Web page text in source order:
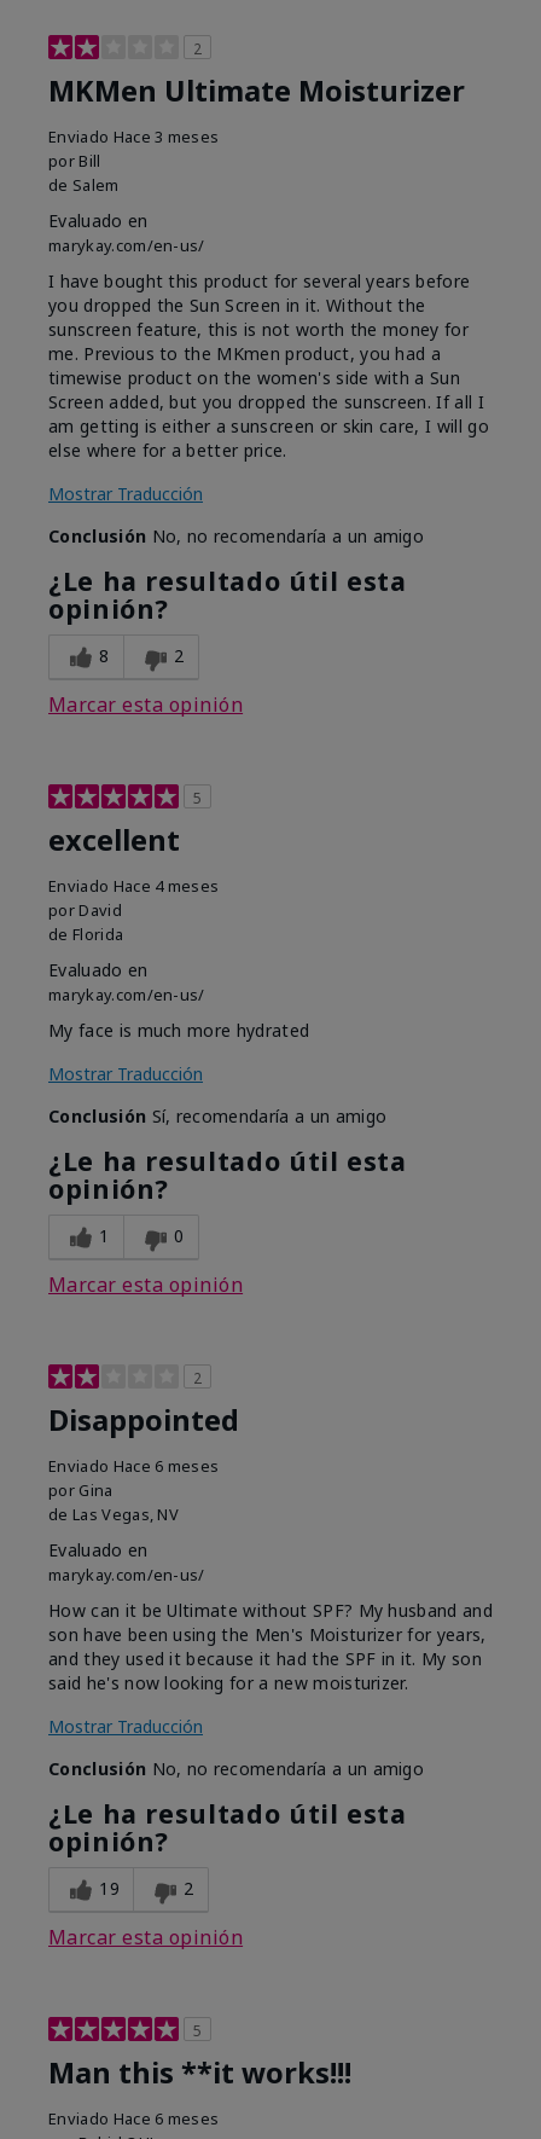
2
MKMen Ultimate Moisturizer
Enviado Hace 3 meses
por Bill
de Salem
Evaluado en
marykay.com/en-us/
I have bought this product for several years before
you dropped the Sun Screen in it. Without the
sunscreen feature, this is not worth the money for
me. Previous to the MKmen product, you had a
timewise product on the women's side with a Sun
Screen added, but you dropped the sunscreen. If all I
am getting is either a sunscreen or skin care, I will go
else where for a better price.
Mostrar Traducción
Conclusión No, no recomendaría a un amigo
¿Le ha resultado útil esta
opinión?
8 2
Marcar esta opinión
5
excellent
Enviado Hace 4 meses
por David
de Florida
Evaluado en
marykay.com/en-us/
My face is much more hydrated
Mostrar Traducción
Conclusión Sí, recomendaría a un amigo
¿Le ha resultado útil esta
opinión?
1 0
Marcar esta opinión
2
Disappointed
Enviado Hace 6 meses
por Gina
de Las Vegas, NV
Evaluado en
marykay.com/en-us/
How can it be Ultimate without SPF? My husband and
son have been using the Men's Moisturizer for years,
and they used it because it had the SPF in it. My son
said he's now looking for a new moisturizer.
Mostrar Traducción
Conclusión No, no recomendaría a un amigo
¿Le ha resultado útil esta
opinión?
19 2
Marcar esta opinión
5
Man this **it works!!!
Enviado Hace 6 meses